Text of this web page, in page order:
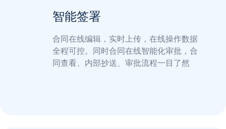
智能签署
合同在线编辑，实时上传，在线操作数据
全程可控。同时合同在线智能化审批，合
同查看、内部抄送、审批流程一目了然